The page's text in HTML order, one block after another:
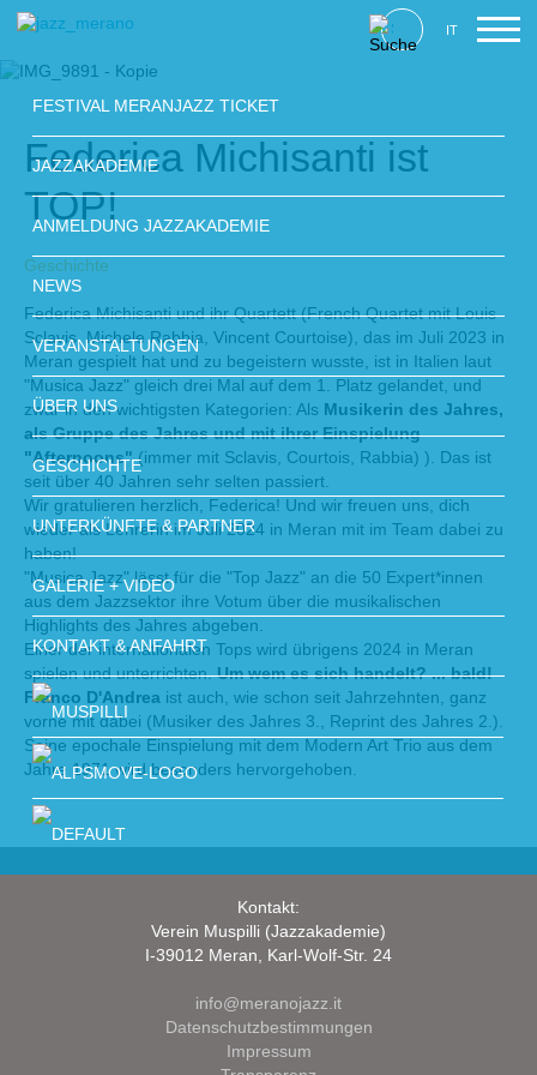
Federica Michisanti ist
TOP!
Geschichte
Federica Michisanti und ihr Quartett (French Quartet mit Louis
Sclavis, Michele Rabbia, Vincent Courtoise), das im Juli 2023 in
Meran gespielt hat und zu begeistern wusste, ist in Italien laut
"Musica Jazz" gleich drei Mal auf dem 1. Platz gelandet, und
zwar in den wichtigsten Kategorien: Als Musikerin des Jahres,
als Gruppe des Jahres und mit ihrer Einspielung
"Afternoons"(immer mit Sclavis, Courtois, Rabbia) ). Das ist
seit über 40 Jahren sehr selten passiert.
Wir gratulieren herzlich, Federica! Und wir freuen uns, dich
wieder als Lehrerin im Juli 2024 in Meran mit im Team dabei zu
haben!
"Musica Jazz" lässt für die "Top Jazz" an die 50 Expert*innen
aus dem Jazzsektor ihre Votum über die musikalischen
Highlights des Jahres abgeben.
Einer der internationalen Tops wird übrigens 2024 in Meran
spielen und unterrichten.Um wem es sich handelt? ... bald!
Franco D'Andrea ist auch, wie schon seit Jahrzehnten, ganz
vorne mit dabei (Musiker des Jahres 3., Reprint des Jahres 2.).
Seine epochale Einspielung mit dem Modern Art Trio aus dem
Jahre 1971 wird besonders hervorgehoben.
IT
FESTIVAL MERANJAZZ TICKET
JAZZAKADEMIE
ANMELDUNG JAZZAKADEMIE
NEWS
VERANSTALTUNGEN
ÜBER UNS
GESCHICHTE
UNTERKÜNFTE & PARTNER
GALERIE + VIDEO
KONTAKT & ANFAHRT
Kontakt:
Verein Muspilli (Jazzakademie)
I-39012 Meran, Karl-Wolf-Str. 24
info@meranojazz.it
Datenschutzbestimmungen
Impressum